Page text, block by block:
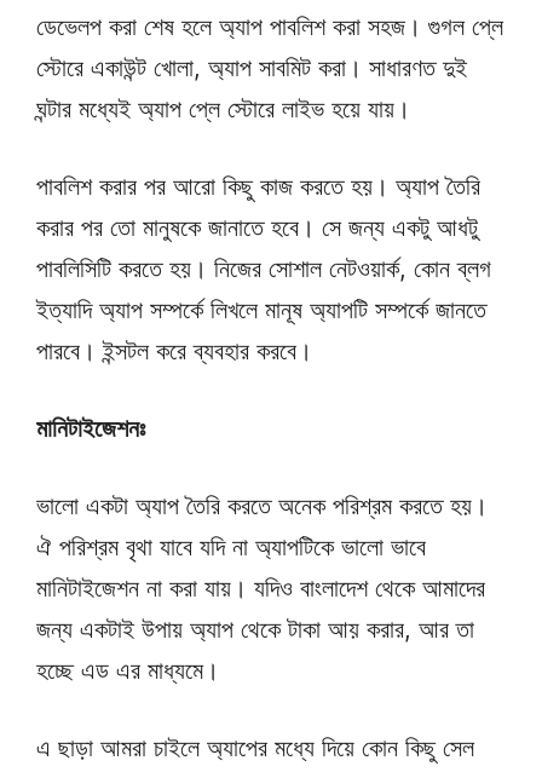
ডেভেলপ করা শেষ হলে অ্যাপ পাবলিশ করা সহজ। গুগল প্লে
স্টোরে একাউন্ট খোলা, অ্যাপ সাবমিট করা। সাধারণত দুই
ঘন্টার মধ্যেই অ্যাপ প্লে স্টোরে লাইভ হয়ে যায়।
পাবলিশ করার পর আরো কিছু কাজ করতে হয়। অ্যাপ তৈরি
করার পর তো মানুষকে জানাতে হবে। সে জন্য একটু আধটু
পাবলিসিটি করতে হয়। নিজের সোশাল নেটওয়ার্ক, কোন ব্লগ
ইত্যাদি অ্যাপ সম্পর্কে লিখলে মানূষ অ্যাপটি সম্পর্কে জানতে
পারবে। ইন্সটল করে ব্যবহার করবে।
মানিটাইজেশনঃ
ভালো একটা অ্যাপ তৈরি করতে অনেক পরিশ্রম করতে হয়।
ঐ পরিশ্রম বৃথা যাবে যদি না অ্যাপটিকে ভালো ভাবে
মানিটাইজেশন না করা যায়। যদিও বাংলাদেশ থেকে আমাদের
জন্য একটাই উপায় অ্যাপ থেকে টাকা আয় করার, আর তা
হচ্ছে এড এর মাধ্যমে।
এ ছাড়া আমরা চাইলে অ্যাপের মধ্যে দিয়ে কোন কিছু সেল